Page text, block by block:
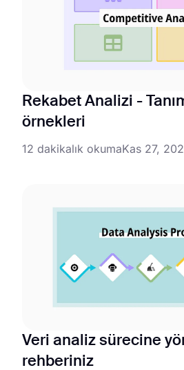
Rekabet Analizi -
örnekleri
12 dakikalık okumaKas 27,
Veri analiz sürecine
rehberiniz